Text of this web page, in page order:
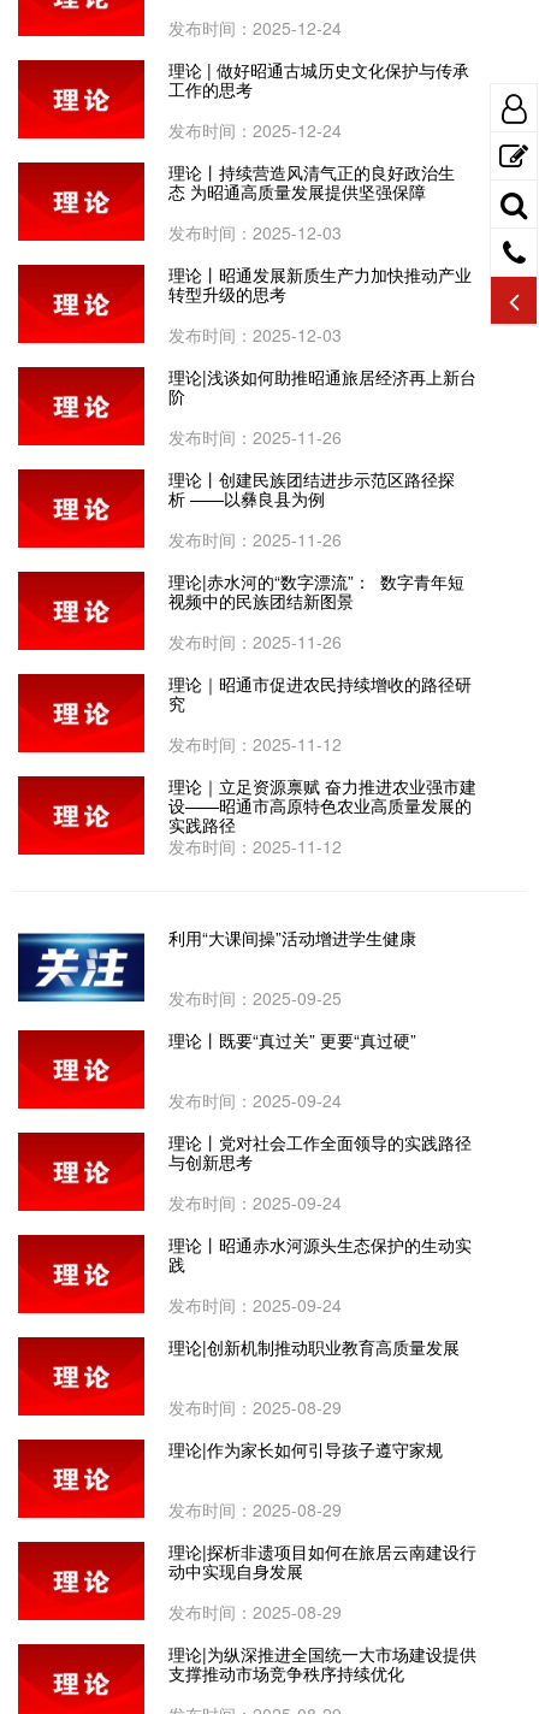
发布时间：2025-12-24
理论 | 做好昭通古城历史文化保护与传承
工作的思考
发布时间：2025-12-24
理论丨持续营造风清气正的良好政治生
态 为昭通高质量发展提供坚强保障
发布时间：2025-12-03
理论丨昭通发展新质生产力加快推动产业
转型升级的思考
发布时间：2025-12-03
理论|浅谈如何助推昭通旅居经济再上新台
阶
发布时间：2025-11-26
理论丨创建民族团结进步示范区路径探
析 ——以彝良县为例
发布时间：2025-11-26
理论|赤水河的“数字漂流”： 数字青年短
视频中的民族团结新图景
发布时间：2025-11-26
理论｜昭通市促进农民持续增收的路径研
究
发布时间：2025-11-12
理论｜立足资源禀赋 奋力推进农业强市建
设——昭通市高原特色农业高质量发展的
实践路径
发布时间：2025-11-12
利用“大课间操”活动增进学生健康
发布时间：2025-09-25
理论丨既要“真过关” 更要“真过硬”
发布时间：2025-09-24
理论丨党对社会工作全面领导的实践路径
与创新思考
发布时间：2025-09-24
理论丨昭通赤水河源头生态保护的生动实
践
发布时间：2025-09-24
理论|创新机制推动职业教育高质量发展
发布时间：2025-08-29
理论|作为家长如何引导孩子遵守家规
发布时间：2025-08-29
理论|探析非遗项目如何在旅居云南建设行
动中实现自身发展
发布时间：2025-08-29
理论|为纵深推进全国统一大市场建设提供
支撑推动市场竞争秩序持续优化